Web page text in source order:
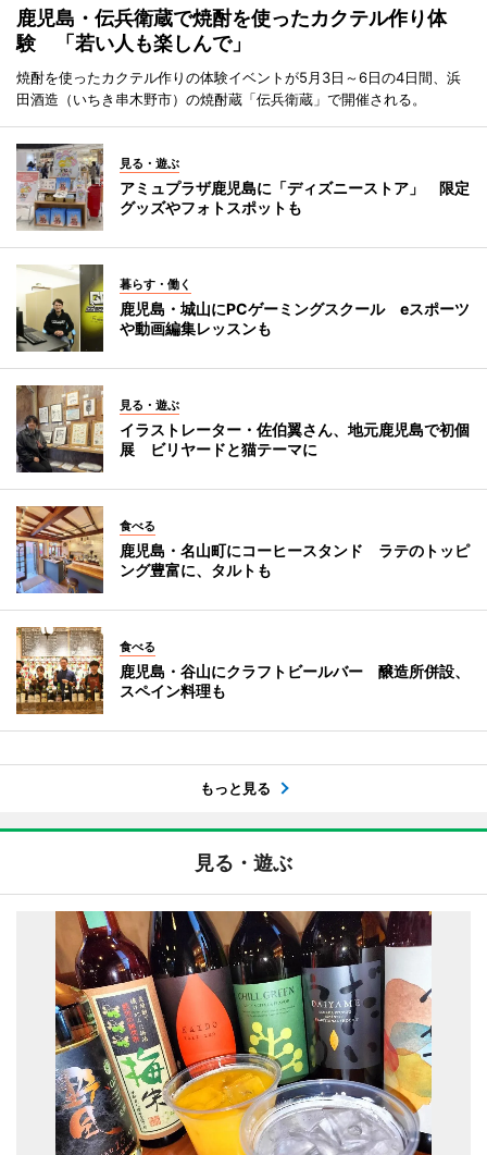
鹿児島・伝兵衛蔵で焼酎を使ったカクテル作り体
験 「若い人も楽しんで」
焼酎を使ったカクテル作りの体験イベントが5月3日～6日の4日間、浜
田酒造（いちき串木野市）の焼酎蔵「伝兵衛蔵」で開催される。
見る・遊ぶ
アミュプラザ鹿児島に「ディズニーストア」 限定
グッズやフォトスポットも
暮らす・働く
鹿児島・城山にPCゲーミングスクール eスポーツ
や動画編集レッスンも
見る・遊ぶ
イラストレーター・佐伯翼さん、地元鹿児島で初個
展 ビリヤードと猫テーマに
食べる
鹿児島・名山町にコーヒースタンド ラテのトッピ
ング豊富に、タルトも
食べる
鹿児島・谷山にクラフトビールバー 醸造所併設、
スペイン料理も
もっと見る
見る・遊ぶ